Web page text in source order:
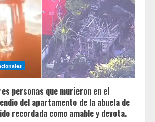
personas que murieron en el
del apartamento de la abuela de
recordada como amable y devota.